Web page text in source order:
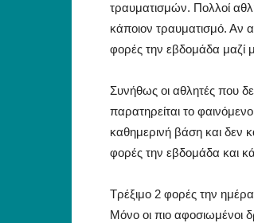
τραυματισμών. Πολλοί
κάποιον τραυματισμό. Αν
φορές την εβδομάδα μαζί
Συνήθως οι αθλητές που
παρατηρείται το
καθημερινή βάση και δεν
φορές την εβδομάδα και
Τρέξιμο 2 φορές την ημέρα
Μόνο οι πιο αφοσιωμένοι